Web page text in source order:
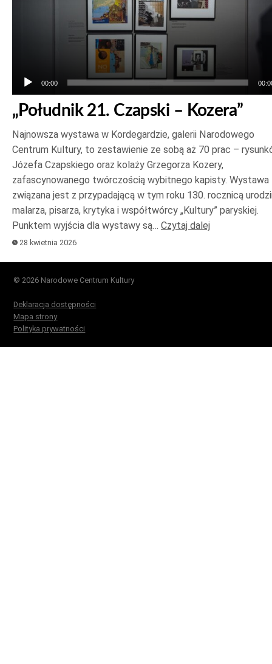
00:00
„Południk 21. Czapski – Kozera”
Najnowsza wystawa w Kordegardzie, galerii Narodowego
Centrum Kultury, to zestawienie ze sobą aż 70 prac –
Józefa Czapskiego oraz kolaży Grzegorza Kozery,
zafascynowanego twórczością wybitnego kapisty. Wystawa
związana jest z przypadającą w tym roku 130. rocznicą
malarza, pisarza, krytyka i współtwórcy „Kultury” paryskiej.
Punktem wyjścia dla wystawy są… Czytaj dalej
28 kwietnia 2026
© 2026 Narodowe Centrum Kultury
Deklaracja dostępności
Mapa strony
Polityka prywatności